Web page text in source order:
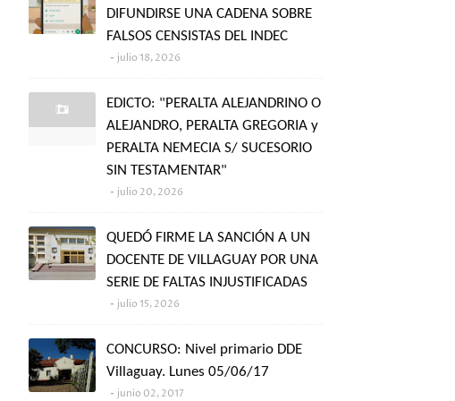
DIFUNDIRSE UNA CADENA SOBRE
FALSOS CENSISTAS DEL INDEC
julio 18, 2026
EDICTO: "PERALTA ALEJANDRINO O
ALEJANDRO, PERALTA GREGORIA y
PERALTA NEMECIA S/ SUCESORIO
SIN TESTAMENTAR"
julio 20, 2026
QUEDÓ FIRME LA SANCIÓN A UN
DOCENTE DE VILLAGUAY POR UNA
SERIE DE FALTAS INJUSTIFICADAS
julio 15, 2026
CONCURSO: Nivel primario DDE
Villaguay. Lunes 05/06/17
junio 02, 2017